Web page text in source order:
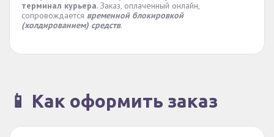
терминал курьера. Заказ, оплаченный онлайн,
сопровождается временной блокировкой
(холдированием) средств.
📱 Как оформить заказ